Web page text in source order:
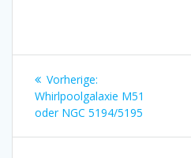
Beitragsnavigation
Vorherige:
Beitrag:
Whirlpoolgalaxie M51
oder NGC 5194/5195